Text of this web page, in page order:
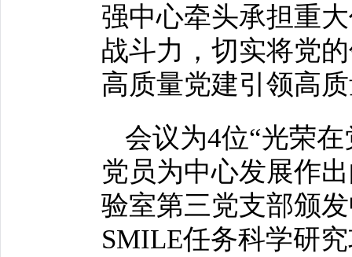
强中心牵头承担重
战斗力，切实将党
高质量党建引领高
会议为4位“光荣
党员为中心发展作
验室第三党支部颁
SMILE任务科学研